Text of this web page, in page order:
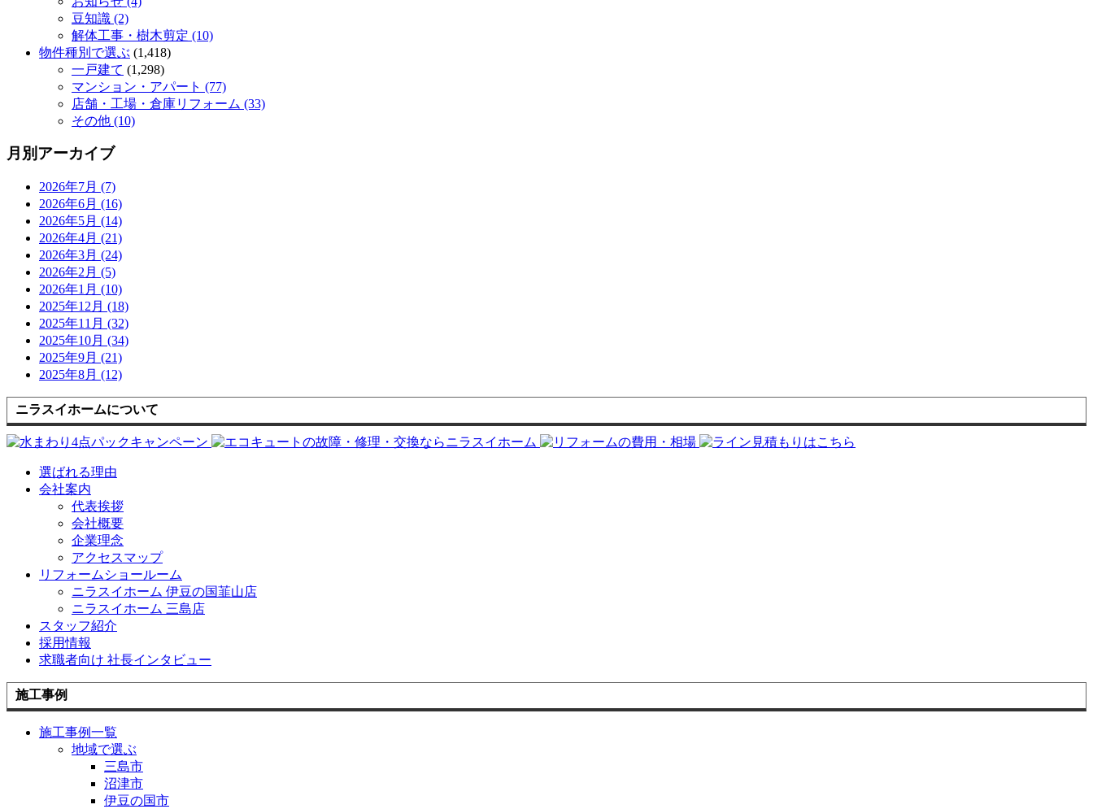
豆知識 (2)
解体工事・樹木剪定 (10)
物件種別で選ぶ (1,418)
一戸建て (1,298)
マンション・アパート (77)
店舗・工場・倉庫リフォーム (33)
その他 (10)
月別アーカイブ
2026年7月 (7)
2026年6月 (16)
2026年5月 (14)
2026年4月 (21)
2026年3月 (24)
2026年2月 (5)
2026年1月 (10)
2025年12月 (18)
2025年11月 (32)
2025年10月 (34)
2025年9月 (21)
2025年8月 (12)
ニラスイホームについて
選ばれる理由
会社案内
代表挨拶
会社概要
企業理念
アクセスマップ
リフォームショールーム
ニラスイホーム 伊豆の国韮山店
ニラスイホーム 三島店
スタッフ紹介
採用情報
求職者向け 社長インタビュー
施工事例
施工事例一覧
地域で選ぶ
三島市
沼津市
伊豆の国市